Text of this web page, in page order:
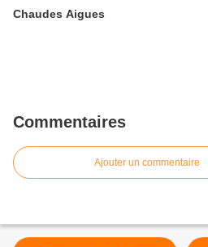
Chaudes Aigues
Commentaires
Ajouter un commentaire